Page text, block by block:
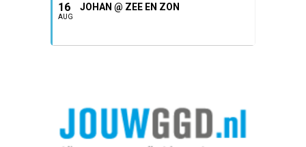
16
AUG
JOHAN @ ZEE EN ZON